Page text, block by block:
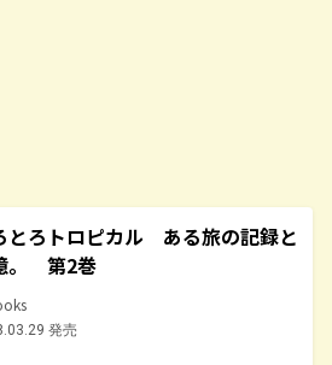
とろトロピカル ある旅の記録と
。 第2巻
発売